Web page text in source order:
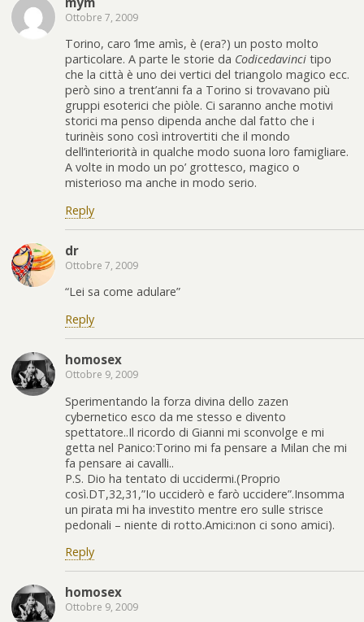
Ottobre 7, 2009
Torino, caro ‘lme amìs, è (era?) un posto molto
particolare. A parte le storie da Codicedavinci tipo
che la città è uno dei vertici del triangolo magico ecc.
però sino a trent’anni fa a Torino si trovavano più
gruppi esoterici che piòle. Ci saranno anche motivi
storici ma penso dipenda anche dal fatto che i
turinèis sono così introvertiti che il mondo
dell’interiorità in qualche modo suona loro famigliare.
A volte in modo un po’ grottesco, magico o
misterioso ma anche in modo serio.
Reply
dr
Ottobre 7, 2009
“Lei sa come adulare”
Reply
homosex
Ottobre 9, 2009
Sperimentando la forza divina dello zazen
cybernetico esco da me stesso e divento
spettatore..Il ricordo di Gianni mi sconvolge e mi
getta nel Panico:Torino mi fa pensare a Milan che mi
fa pensare ai cavalli..
P.S. Dio ha tentato di uccidermi.(Proprio
così.DT,32,31,”Io ucciderò e farò uccidere”.Insomma
un pirata mi ha investito mentre ero sulle strisce
pedonali – niente di rotto.Amici:non ci sono amici).
Reply
homosex
Ottobre 9, 2009